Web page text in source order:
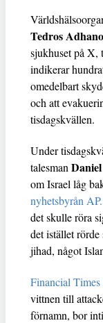
Tedros
sjukhuset på X,
indikerar
omedelbart
och att
tisdagskvällen.
Under
talesman
om Israel låg
nyhetsbyrån AP.
det skulle röra
det istället
jihad, något
Financial Times
vittnen till
förnamn, bor